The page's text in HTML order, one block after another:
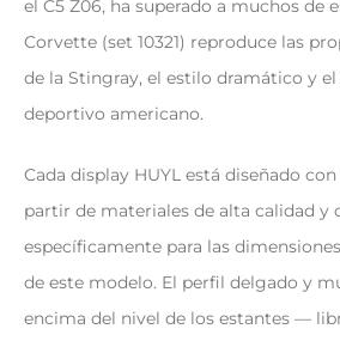
el C5 Z06, ha superado a muchos de
Corvette (set 10321) reproduce las
de la Stingray, el estilo dramático y
deportivo americano.
Cada display HUYL está diseñado
partir de materiales de alta calidad y
específicamente para las
de este modelo. El perfil delgado y
encima del nivel de los estantes —